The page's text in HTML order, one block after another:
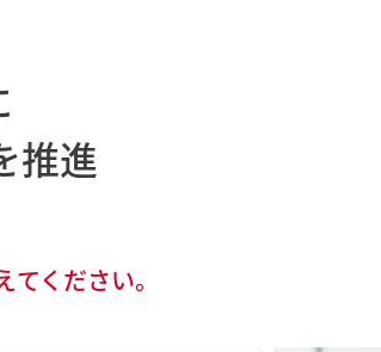
推進
ください。